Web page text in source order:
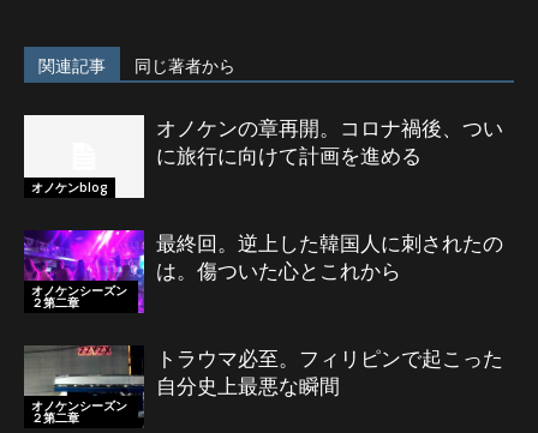
関連記事 同じ著者から
オノケンblog
オノケンの章再開。コロナ禍後、つい
に旅行に向けて計画を進める
オノケンシーズン
２第二章
最終回。逆上した韓国人に刺されたの
は。傷ついた心とこれから
オノケンシーズン
２第二章
トラウマ必至。フィリピンで起こった
自分史上最悪な瞬間